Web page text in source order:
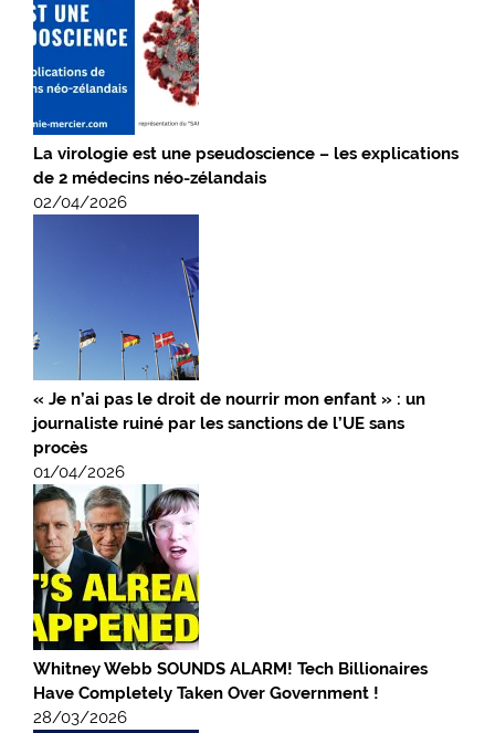
La virologie est une pseudoscience – les explications
de 2 médecins néo-zélandais
02/04/2026
« Je n’ai pas le droit de nourrir mon enfant » : un
journaliste ruiné par les sanctions de l’UE sans
procès
01/04/2026
Whitney Webb SOUNDS ALARM! Tech Billionaires
Have Completely Taken Over Government !
28/03/2026